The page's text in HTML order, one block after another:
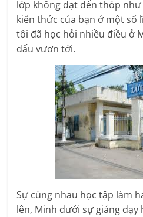
lớp không đạt đến thóp
kiến thức của bạn ở một số
tôi đã học hỏi nhiều điều ở
đấu vươn tới.
Sự cùng nhau học tập làm
lên, Minh dưới sự giảng dạy